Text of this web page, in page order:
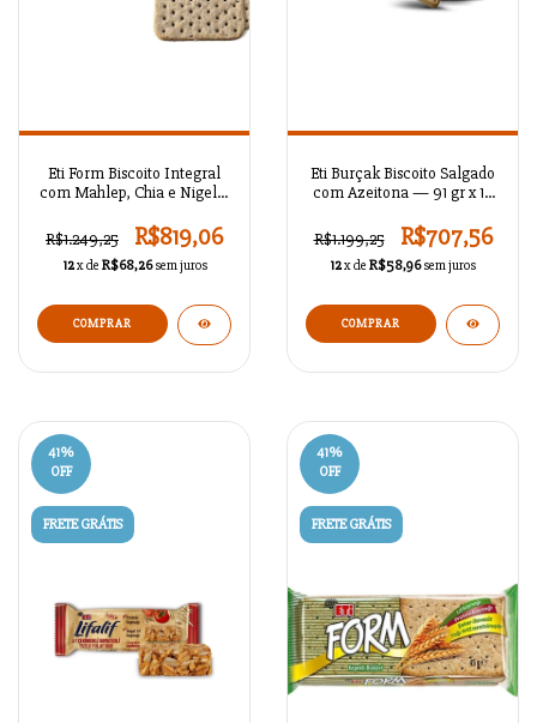
Eti Form Biscoito Integral
com Mahlep, Chia e Nigella
R$1.249,25
R$819,06
12x de R$68,26 sem juros
Eti Burçak Biscoito Salgado
com Azeitona — 91 gr x 18
R$1.199,25
R$707,56
12x de R$58,96 sem juros
41%
OFF
FRETE GRÁTIS
41%
OFF
FRETE GRÁTIS